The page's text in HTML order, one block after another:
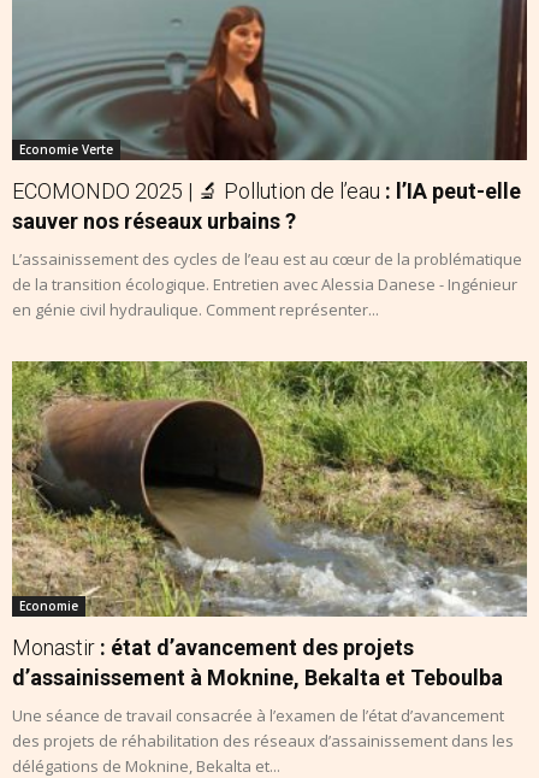
Economie Verte
ECOMONDO 2025 | 🔬 Pollution de l’eau : l’IA peut-elle
sauver nos réseaux urbains ?
L’assainissement des cycles de l’eau est au cœur de la problématique
de la transition écologique. Entretien avec Alessia Danese - Ingénieur
en génie civil hydraulique. Comment représenter...
Economie
Monastir : état d’avancement des projets
d’assainissement à Moknine, Bekalta et Teboulba
Une séance de travail consacrée à l’examen de l’état d’avancement
des projets de réhabilitation des réseaux d’assainissement dans les
délégations de Moknine, Bekalta et...